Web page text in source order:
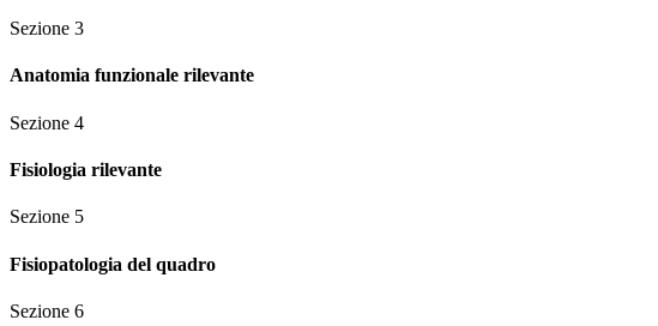
Sezione 3
Anatomia funzionale rilevante
Sezione 4
Fisiologia rilevante
Sezione 5
Fisiopatologia del quadro
Sezione 6